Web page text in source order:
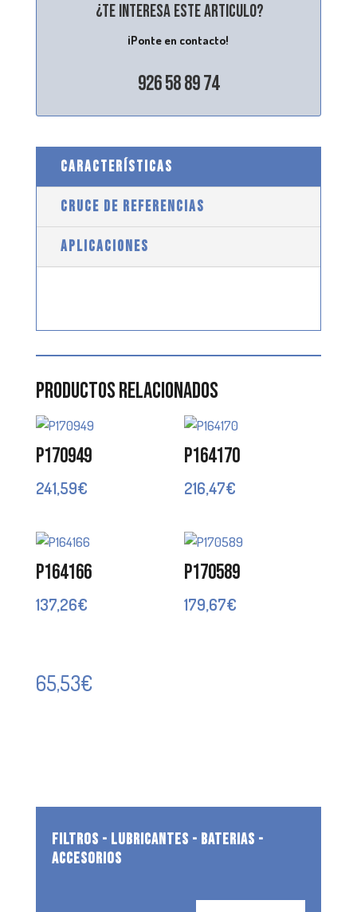
¿Te interesa este articulo?
¡Ponte en contacto!
926 58 89 74
CARACTERÍSTICAS
CRUCE DE REFERENCIAS
APLICACIONES
Productos relacionados
P170949
241,59€
P164170
216,47€
P164166
137,26€
P170589
179,67€
65,53€
FILTROS - LUBRICANTES - BATERIAS -
ACCESORIOS